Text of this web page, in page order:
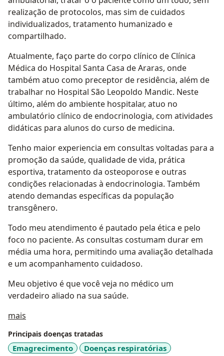
realização de protocolos, mas sim de cuidados
individualizados, tratamento humanizado e
compartilhado.
Atualmente, faço parte do corpo clínico de Clínica
Médica do Hospital Santa Casa de Araras, onde
também atuo como preceptor de residência, além de
trabalhar no Hospital São Leopoldo Mandic. Neste
último, além do ambiente hospitalar, atuo no
ambulatório clínico de endocrinologia, com atividades
didáticas para alunos do curso de medicina.
Tenho maior experiencia em consultas voltadas para a
promoção da saúde, qualidade de vida, prática
esportiva, tratamento da osteoporose e outras
condições relacionadas à endocrinologia. Também
atendo demandas específicas da população
transgênero.
Todo meu atendimento é pautado pela ética e pelo
foco no paciente. As consultas costumam durar em
média uma hora, permitindo uma avaliação detalhada
e um acompanhamento cuidadoso.
Meu objetivo é que você veja no médico um
verdadeiro aliado na sua saúde.
mais
Principais doenças tratadas
Emagrecimento
Doenças respiratórias